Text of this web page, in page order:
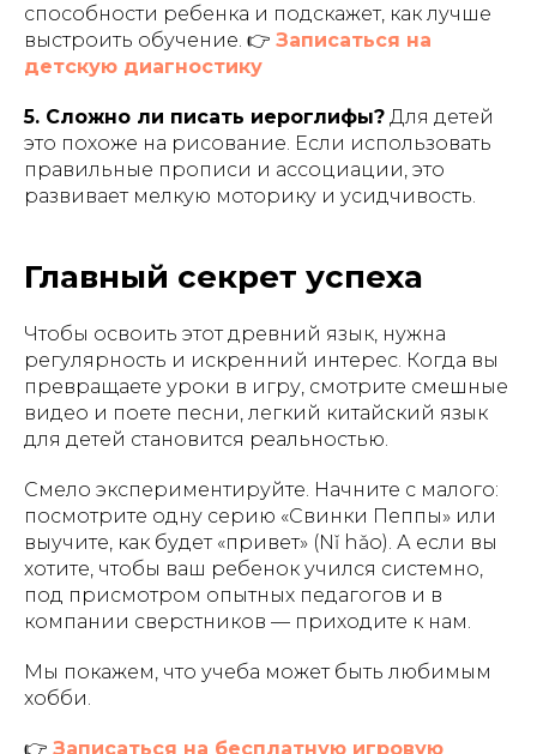
способности ребенка и подскажет, как лучше
выстроить обучение. 👉 Записаться на
детскую диагностику
5. Сложно ли писать иероглифы? Для детей
это похоже на рисование. Если использовать
правильные прописи и ассоциации, это
развивает мелкую моторику и усидчивость.
Главный секрет успеха
Чтобы освоить этот древний язык, нужна
регулярность и искренний интерес. Когда вы
превращаете уроки в игру, смотрите смешные
видео и поете песни, легкий китайский язык
для детей становится реальностью.
Смело экспериментируйте. Начните с малого:
посмотрите одну серию «Свинки Пеппы» или
выучите, как будет «привет» (Nǐ hǎo). А если вы
хотите, чтобы ваш ребенок учился системно,
под присмотром опытных педагогов и в
компании сверстников — приходите к нам.
Мы покажем, что учеба может быть любимым
хобби.
👉 Записаться на бесплатную игровую